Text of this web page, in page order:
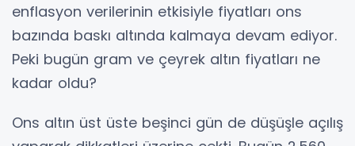
enflasyon verilerinin etkisiyle fiyatları ons
bazında baskı altında kalmaya devam ediyor.
Peki bugün gram ve çeyrek altın fiyatları ne
kadar oldu?
Ons altın üst üste beşinci gün de düşüşle açılış